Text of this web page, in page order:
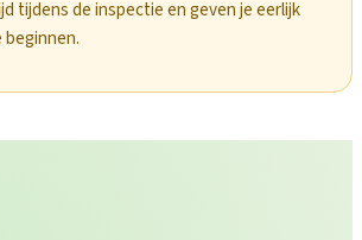
tijdens de inspectie en geven je eerlijk